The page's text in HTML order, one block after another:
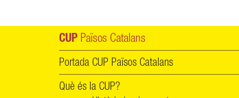
CUP Països Catalans
Portada CUP Països Catalans
Què és la CUP?